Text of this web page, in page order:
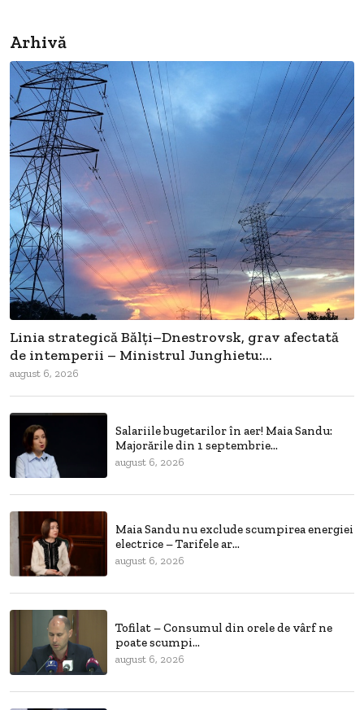
Arhivă
Linia strategică Bălți–Dnestrovsk, grav afectată
de intemperii – Ministrul Junghietu:...
august 6, 2026
Salariile bugetarilor în aer! Maia Sandu:
Majorările din 1 septembrie...
august 6, 2026
Maia Sandu nu exclude scumpirea energiei
electrice – Tarifele ar...
august 6, 2026
Tofilat – Consumul din orele de vârf ne
poate scumpi...
august 6, 2026